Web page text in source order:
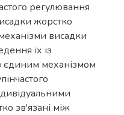
регулювання
жорстко
висадки
їх із
єдиним механізмом
зв'язані між